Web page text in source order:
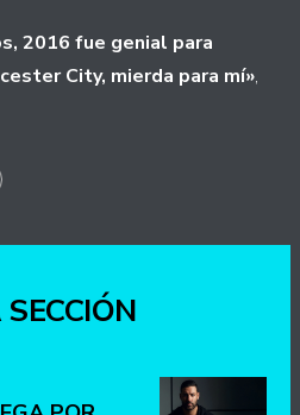
2016 fue genial para
City, mierda para mí»,